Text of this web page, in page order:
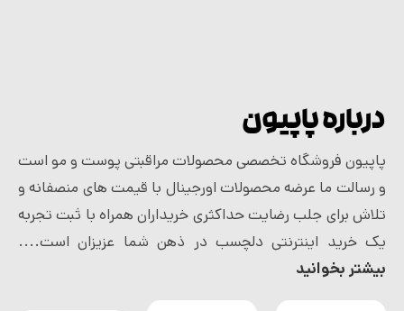
درباره پاپیون
پاپیون فروشگاه تخصصی محصولات مراقبتی پوست و مو است
و رسالت ما عرضه محصولات اورجینال با قیمت های منصفانه و
تلاش برای جلب رضایت حداکثری خریداران همراه با ثبت تجربه
یک خرید اینترنتی دلچسب در ذهن شما عزیزان است....
بیشتر بخوانید